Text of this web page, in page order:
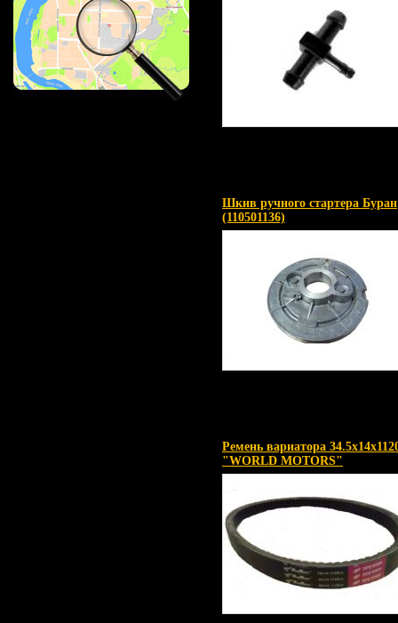
Шкив ручного стартера Буран
(110501136)
Ремень вариатора
"WORLD MOTORS"